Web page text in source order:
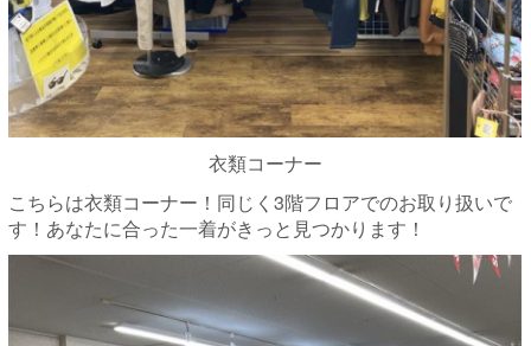
衣類コーナー
こちらは衣類コーナー！同じく3階フロアでのお取り扱いで
す！あなたに合った一着がきっと見つかります！